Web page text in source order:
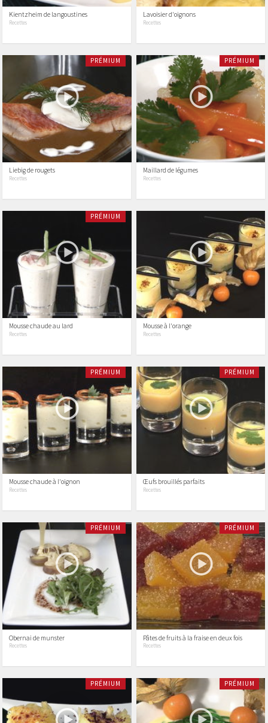
Kientzheim de langoustines
Recettes
Lavoisier d'oignons
Recettes
PRÉMIUM
Liebig de rougets
Recettes
PRÉMIUM
Maillard de légumes
Recettes
PRÉMIUM
Mousse chaude au lard
Recettes
Mousse à l'orange
Recettes
PRÉMIUM
Mousse chaude à l'oignon
Recettes
PRÉMIUM
Œufs brouillés parfaits
Recettes
PRÉMIUM
Obernai de munster
Recettes
PRÉMIUM
Pâtes de fruits à la fraise en deux fois
Recettes
PRÉMIUM PRÉMIUM